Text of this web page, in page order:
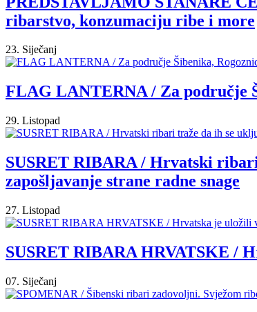
ribarstvo, konzumaciju ribe i more
23. Siječanj
FLAG LANTERNA / Za područje
29. Listopad
SUSRET RIBARA / Hrvatski
zapošljavanje strane radne snage
27. Listopad
SUSRET RIBARA HRVATSKE /
07. Siječanj